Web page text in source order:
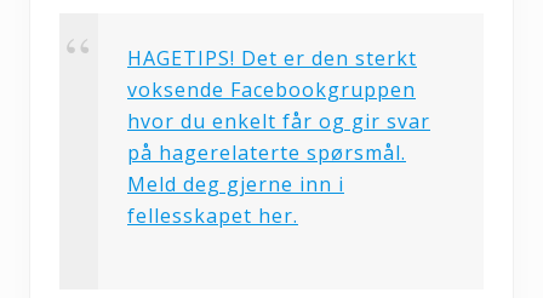
HAGETIPS! Det er den sterkt
voksende Facebookgruppen
hvor du enkelt får og gir svar
på hagerelaterte spørsmål.
Meld deg gjerne inn i
fellesskapet her.